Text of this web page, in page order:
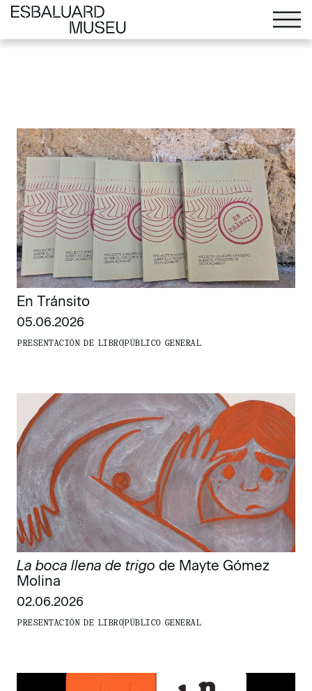
En Tránsito
05.06.2026
PRESENTACIÓN DE LIBROPÚBLICO GENERAL
La boca llena de trigo de Mayte Gómez
Molina
02.06.2026
PRESENTACIÓN DE LIBROPÚBLICO GENERAL